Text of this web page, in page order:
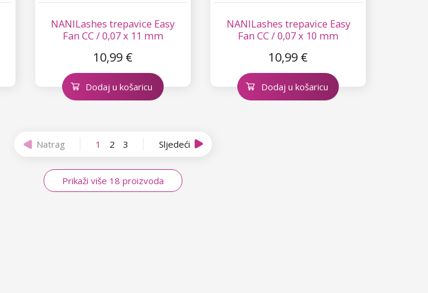
NANILashes trepavice Easy
Fan CC / 0,07 x 11 mm
10,99 €
Dodaj u košaricu
NANILashes trepavice Easy
Fan CC / 0,07 x 10 mm
10,99 €
Dodaj u košaricu
Natrag 1 2 3 Sljedeći
Prikaži više 18 proizvoda